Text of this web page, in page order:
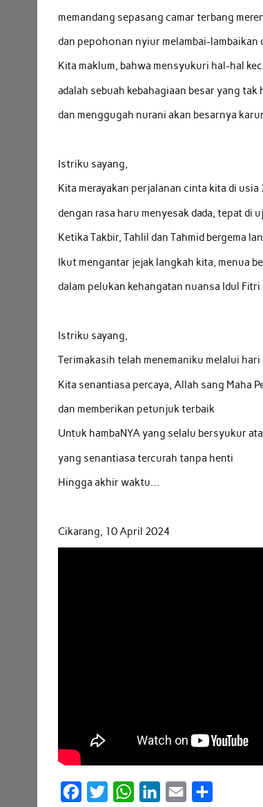
memandang sepasang camar terbang
dan pepohonan nyiur melambai-
Kita maklum, bahwa mensyukuri hal-hal
adalah sebuah kebahagiaan besar yang tak
dan menggugah nurani akan besarnya
Istriku sayang,
Kita merayakan perjalanan cinta kita di
dengan rasa haru menyesak dada, tepat di
Ketika Takbir, Tahlil dan Tahmid bergema
Ikut mengantar jejak langkah kita, menua
dalam pelukan kehangatan nuansa Idul
Istriku sayang,
Terimakasih telah menemaniku melalui
Kita senantiasa percaya, Allah sang Maha
dan memberikan petunjuk terbaik
Untuk hambaNYA yang selalu bersyukur
yang senantiasa tercurah tanpa henti
Hingga akhir waktu…
Cikarang, 10 April 2024
W